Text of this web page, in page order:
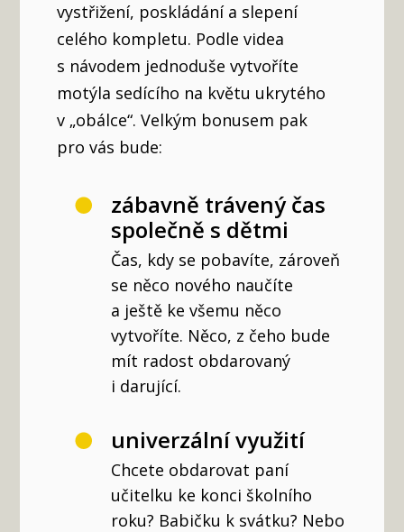
vystřižení, poskládání a slepení
celého kompletu. Podle videa
s návodem jednoduše vytvoříte
motýla sedícího na květu ukrytého
v „obálce“. Velkým bonusem pak
pro vás bude:
zábavně trávený čas
společně s dětmi
Čas, kdy se pobavíte, zároveň
se něco nového naučíte
a ještě ke všemu něco
vytvoříte. Něco, z čeho bude
mít radost obdarovaný
i darující.
univerzální využití
Chcete obdarovat paní
učitelku ke konci školního
roku? Babičku k svátku? Nebo